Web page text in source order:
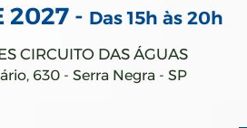
2027 - Das 15h às 20h
CIRCUITO DAS ÁGUAS
630 - Serra Negra - SP